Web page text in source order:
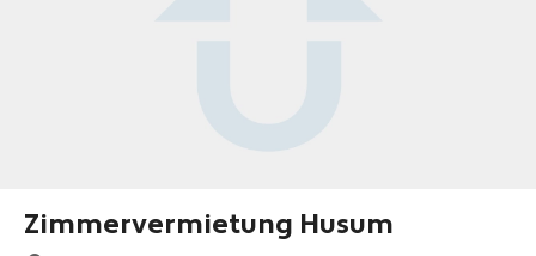
Zimmervermietung Husum